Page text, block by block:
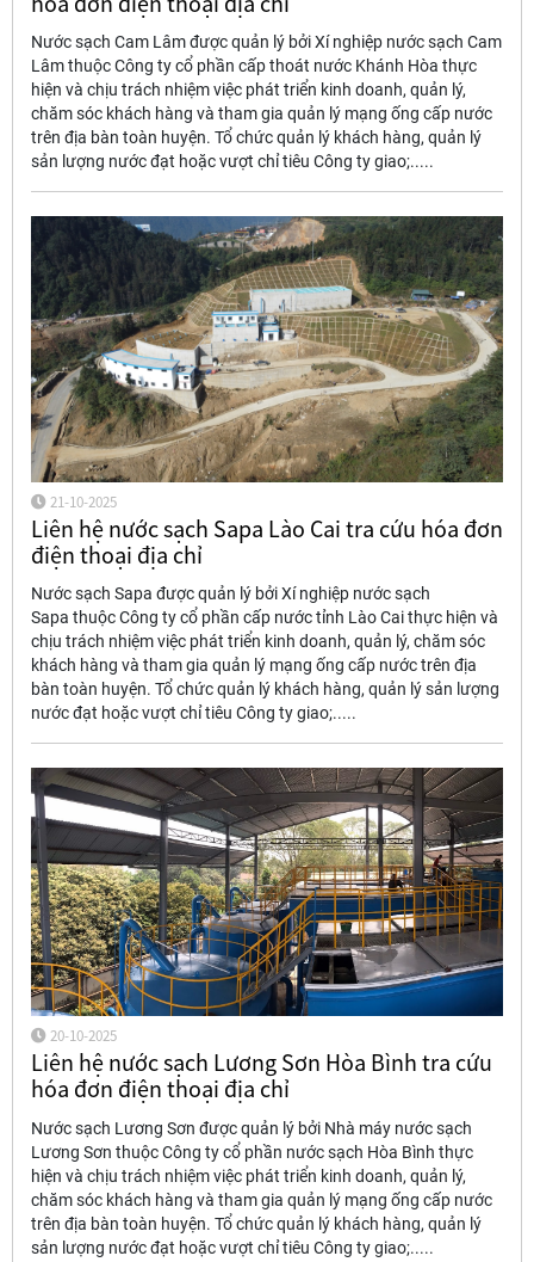
Nước sạch Cam Lâm được quản lý bởi Xí nghiệp nước sạch Cam
Lâm thuộc Công ty cổ phần cấp thoát nước Khánh Hòa thực
hiện và chịu trách nhiệm việc phát triển kinh doanh, quản lý,
chăm sóc khách hàng và tham gia quản lý mạng ống cấp nước
trên địa bàn toàn huyện. Tổ chức quản lý khách hàng, quản lý
sản lượng nước đạt hoặc vượt chỉ tiêu Công ty giao;.....
21-10-2025
Liên hệ nước sạch Sapa Lào Cai tra cứu hóa đơn
điện thoại địa chỉ
Nước sạch Sapa được quản lý bởi Xí nghiệp nước sạch
Sapa thuộc Công ty cổ phần cấp nước tỉnh Lào Cai thực hiện và
chịu trách nhiệm việc phát triển kinh doanh, quản lý, chăm sóc
khách hàng và tham gia quản lý mạng ống cấp nước trên địa
bàn toàn huyện. Tổ chức quản lý khách hàng, quản lý sản lượng
nước đạt hoặc vượt chỉ tiêu Công ty giao;.....
20-10-2025
Liên hệ nước sạch Lương Sơn Hòa Bình tra cứu
hóa đơn điện thoại địa chỉ
Nước sạch Lương Sơn được quản lý bởi Nhà máy nước sạch
Lương Sơn thuộc Công ty cổ phần nước sạch Hòa Bình thực
hiện và chịu trách nhiệm việc phát triển kinh doanh, quản lý,
chăm sóc khách hàng và tham gia quản lý mạng ống cấp nước
trên địa bàn toàn huyện. Tổ chức quản lý khách hàng, quản lý
sản lượng nước đạt hoặc vượt chỉ tiêu Công ty giao;.....